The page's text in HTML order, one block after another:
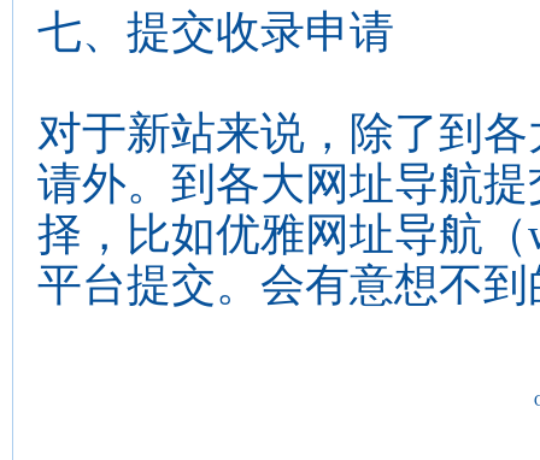
七、提交收录申请
对于新站来说，除了到
请外。到各大网址导航
择，比如优雅网址导航
平台提交。会有意想不